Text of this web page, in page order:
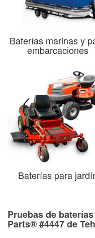
Baterías marinas y
embarcaciones
Baterías para
Pruebas de
Parts® #4447 de